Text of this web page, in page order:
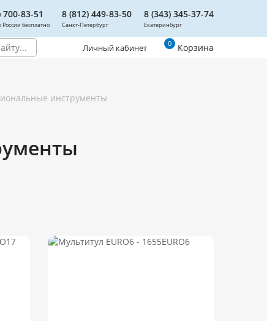
700-83-51
бесплатно
8 (812) 449-83-50
Санкт-Петербург
8 (343) 345-37-74
Екатеринбург
Личный кабинет 0 Корзина
инструменты